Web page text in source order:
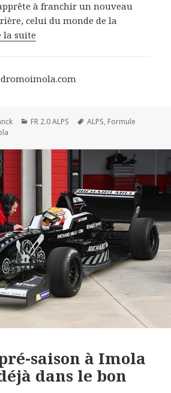
à franchir un nouveau
celui du monde de la
la suite
Catégories
FR 2.0 ALPS
Mots-
ALPS, Formule
saison à Imola
dans le bon